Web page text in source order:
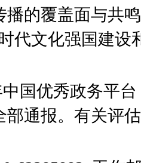
播的覆盖面与共
代文化强国建设
国优秀政务平台
部通报。有关评